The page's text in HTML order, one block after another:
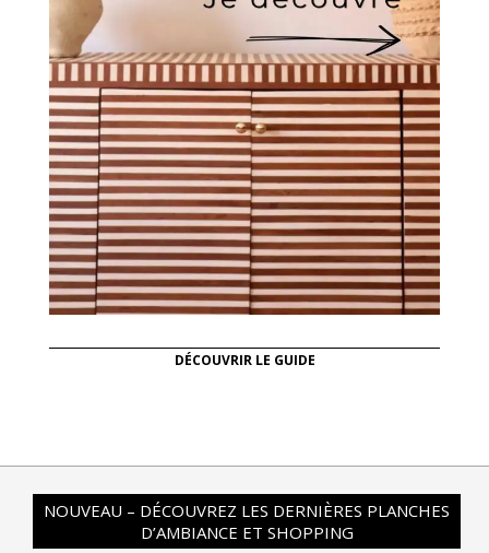
DÉCOUVRIR LE GUIDE
NOUVEAU – DÉCOUVREZ LES DERNIÈRES PLANCHES
D’AMBIANCE ET SHOPPING